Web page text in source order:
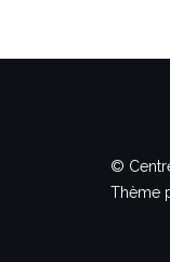
©
Thème